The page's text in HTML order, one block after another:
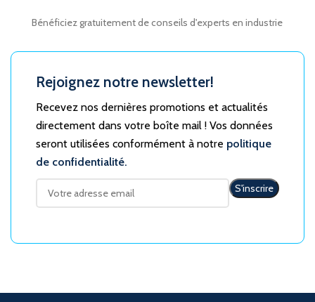
Bénéficiez gratuitement de conseils d'experts en industrie
Rejoignez notre newsletter!
Recevez nos dernières promotions et actualités
directement dans votre boîte mail ! Vos données
seront utilisées conformément à notre politique
de confidentialité.